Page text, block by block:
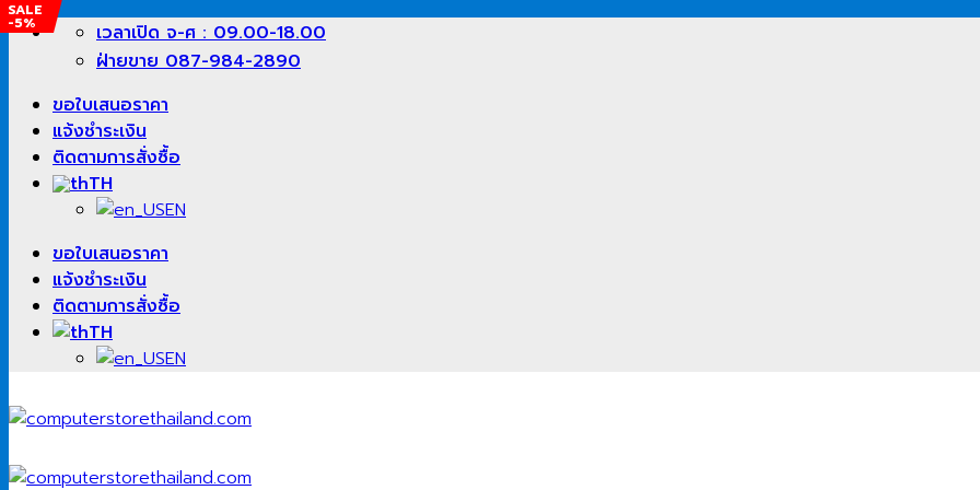
ข้าม
เนื้อหา
เวลาเปิด จ-ศ : 09.00-18.00
ฝ่ายขาย 087-984-2890
ขอใบเสนอราคา
แจ้งชำระเงิน
ติดตามการสั่งซื้อ
TH
EN
ขอใบเสนอราคา
แจ้งชำระเงิน
ติดตามการสั่งซื้อ
TH
EN
SALE
-5%
SALE
-26%
SALE
-18%
SALE
-27%
SALE
-22%